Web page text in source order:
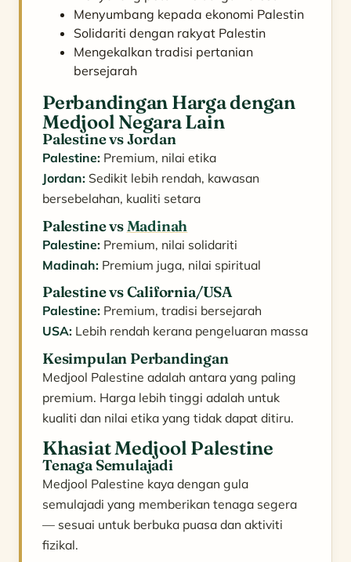
Menyumbang kepada ekonomi Palestin
Solidariti dengan rakyat Palestin
Mengekalkan tradisi pertanian
bersejarah
Perbandingan Harga dengan
Medjool Negara Lain
Palestine vs Jordan
Palestine: Premium, nilai etika
Jordan: Sedikit lebih rendah, kawasan
bersebelahan, kualiti setara
Palestine vsMadinah
Palestine: Premium, nilai solidariti
Madinah: Premium juga, nilai spiritual
Palestine vs California/USA
Palestine: Premium, tradisi bersejarah
USA: Lebih rendah kerana pengeluaran massa
Kesimpulan Perbandingan
Medjool Palestine adalah antara yang paling
premium. Harga lebih tinggi adalah untuk
kualiti dan nilai etika yang tidak dapat ditiru.
Khasiat Medjool Palestine
Tenaga Semulajadi
Medjool Palestine kaya dengan gula
semulajadi yang memberikan tenaga segera
— sesuai untuk berbuka puasa dan aktiviti
fizikal.